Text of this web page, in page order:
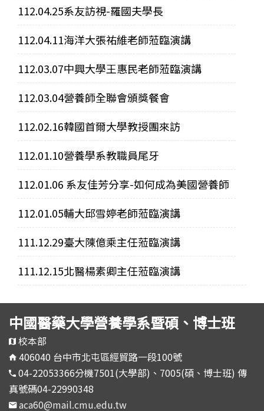
112.04.25系友訪視-羅國夫學長
112.04.11海洋大張祐維老師蒞臨演講
112.03.07中興大學王惠民老師蒞臨演講
112.03.04營養師全聯會頒獎餐會
112.02.16韓國首爾大學教授團來訪
112.01.10營養學系教職員尾牙
112.01.06 系友佳芳分享-如何成為美國營養師
112.01.05輔大邱雪婷老師蒞臨演講
111.12.29臺大陳億乘主任蒞臨演講
111.12.15北醫楊素卿主任蒞臨演講
中國醫藥大學營養學系暨碩、博士班
校本部
406040 台中市北屯區經貿路一段100號
04-22053366分機7501(大學部)、7005(碩、博士班) 傳
真號碼04-22990348
aca60@mail.cmu.edu.tw